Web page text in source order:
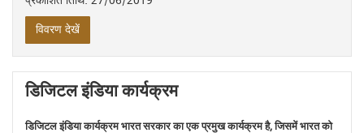
विवरण देखें
डिजिटल इंडिया कार्यक्रम
डिजिटल इंडिया कार्यक्रम भारत सरकार का एक प्रमुख कार्यक्रम है, जिसमें भारत को